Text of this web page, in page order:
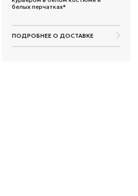
белых перчатках*
ПОДРОБНЕЕ О ДОСТАВКЕ